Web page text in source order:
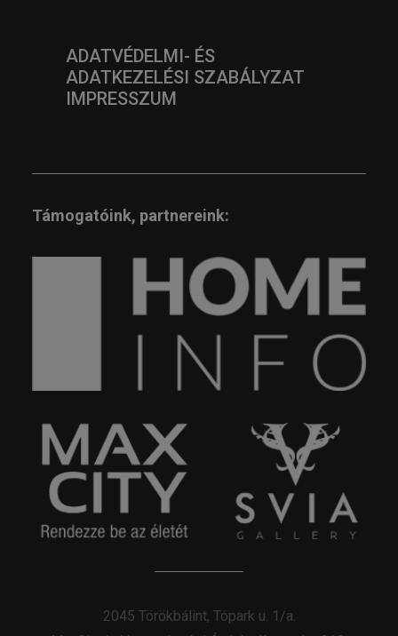
ADATVÉDELMI- ÉS
ADATKEZELÉSI SZABÁLYZAT
IMPRESSZUM
Támogatóink, partnereink:
2045 Törökbálint, Tópark u. 1/a.